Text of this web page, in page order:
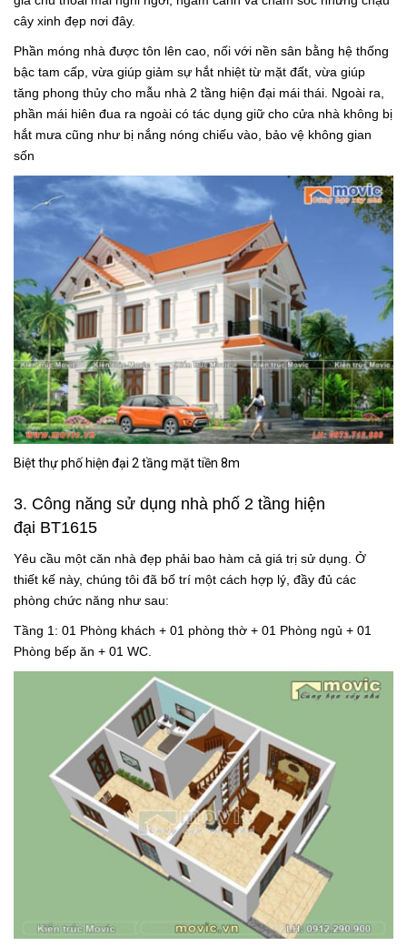
cây xinh đẹp nơi đây.
Phần móng nhà được tôn lên cao, nối với nền sân bằng hệ thống
bậc tam cấp, vừa giúp giảm sự hắt nhiệt từ mặt đất, vừa giúp
tăng phong thủy cho mẫu nhà 2 tầng hiện đại mái thái. Ngoài ra,
phần mái hiên đua ra ngoài có tác dụng giữ cho cửa nhà không bị
hắt mưa cũng như bị nắng nóng chiếu vào, bảo vệ không gian
sốn
Biệt thự phố hiện đại 2 tầng mặt tiền 8m
3. Công năng sử dụng nhà phố 2 tầng hiện
đại BT1615
Yêu cầu một căn nhà đẹp phải bao hàm cả giá trị sử dụng. Ở
thiết kế này, chúng tôi đã bố trí một cách hợp lý, đầy đủ các
phòng chức năng như sau:
Tầng 1: 01 Phòng khách + 01 phòng thờ + 01 Phòng ngủ + 01
Phòng bếp ăn + 01 WC.